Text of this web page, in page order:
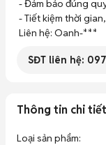
Liên hệ: Oanh-***
SĐT liên hệ:
Thông tin chi tiết
Loại sản phẩm: